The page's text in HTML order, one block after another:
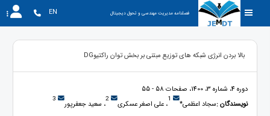
فصلنامه مدیریت مهندسی و تحول دیجیتال EN
بالا بردن انرژی شبکه های توزیع مبتنی بر بخش توان راکتیوDG
دوره 4، شماره 3، 1400، صفحات 58 - 55
نویسندگان :سجاد اعظمی* 1، علی اصغر عسکری 2، سعید جعفرپور 3